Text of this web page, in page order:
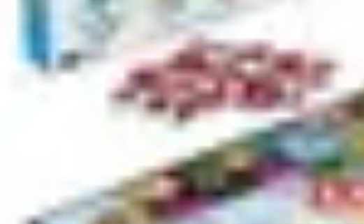
Trucs pour Gagner
Loisirs créatifsMarketing digital Finance personnelle
Trucs pour Gagner